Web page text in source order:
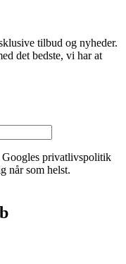
tilbud og nyheder.
det bedste, vi har at
privatlivspolitik
når som helst.